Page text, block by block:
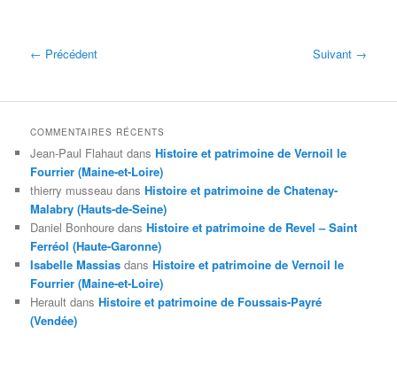
← Précédent Suivant →
COMMENTAIRES RÉCENTS
Jean-Paul Flahaut dansHistoire et patrimoine de Vernoil le
Fourrier (Maine-et-Loire)
thierry musseau dansHistoire et patrimoine de Chatenay-
Malabry (Hauts-de-Seine)
Daniel Bonhoure dansHistoire et patrimoine de Revel – Saint
Ferréol (Haute-Garonne)
Isabelle Massias dansHistoire et patrimoine de Vernoil le
Fourrier (Maine-et-Loire)
Herault dansHistoire et patrimoine de Foussais-Payré
(Vendée)